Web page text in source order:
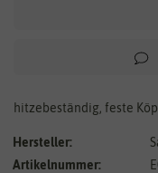
hitzebeständig, feste
Hersteller:
Artikelnummer: